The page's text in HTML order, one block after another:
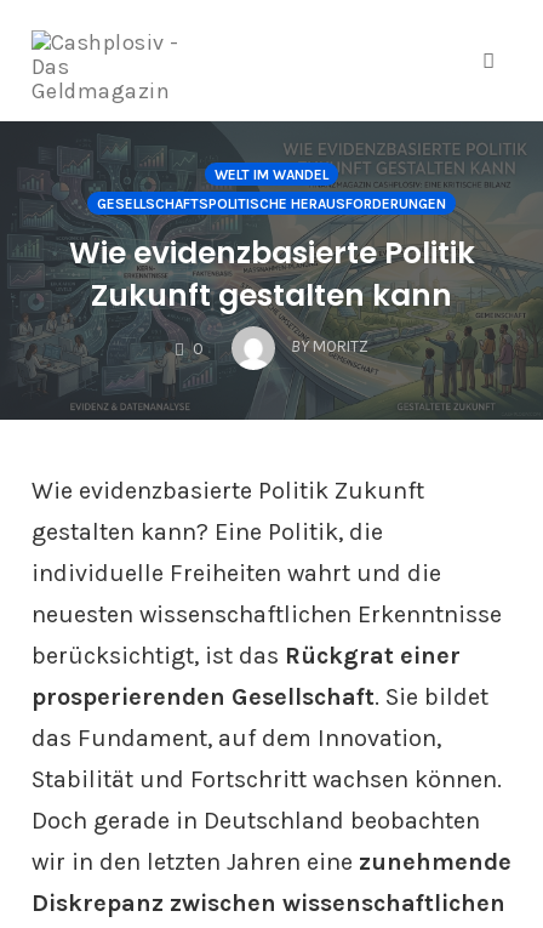
springen
WELT IM WANDEL
GESELLSCHAFTSPOLITISCHE HERAUSFORDERUNGEN
Wie evidenzbasierte Politik
Zukunft gestalten kann
0
COMMENTS
BY MORITZ
Wie evidenzbasierte Politik Zukunft
gestalten kann? Eine Politik, die
individuelle Freiheiten wahrt und die
neuesten wissenschaftlichen Erkenntnisse
berücksichtigt, ist das Rückgrat einer
prosperierenden Gesellschaft. Sie bildet
das Fundament, auf dem Innovation,
Stabilität und Fortschritt wachsen können.
Doch gerade in Deutschland beobachten
wir in den letzten Jahren eine zunehmende
Diskrepanz zwischen wissenschaftlichen